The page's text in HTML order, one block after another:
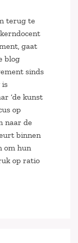
terug te
gaat
blog
sinds
is
‘de kunst
op
naar de
binnen
om hun
op ratio